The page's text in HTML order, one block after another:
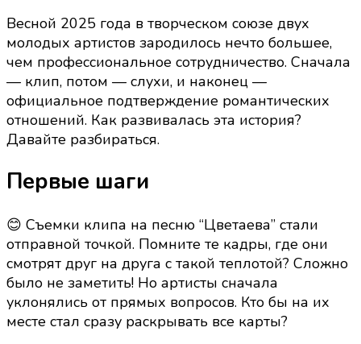
как
начинались
отношения
Анны
Пересильд
и
Вани
Весной 2025 года в творческом союзе двух
молодых артистов зародилось нечто большее,
чем профессиональное сотрудничество. Сначала
— клип, потом — слухи, и наконец —
официальное подтверждение романтических
отношений. Как развивалась эта история?
Давайте разбираться.
Первые шаги
😊 Съемки клипа на песню “Цветаева” стали
отправной точкой. Помните те кадры, где они
смотрят друг на друга с такой теплотой? Сложно
было не заметить! Но артисты сначала
уклонялись от прямых вопросов. Кто бы на их
месте стал сразу раскрывать все карты?